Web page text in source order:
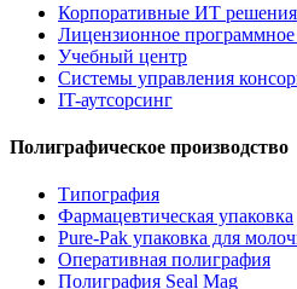
Корпоративные ИТ решения
Лицензионное программное
Учебный центр
Системы управления
IT-аутсорсинг
Полиграфическое производство
Типография
Фармацевтическая упаковка
Pure-Pak упаковка для
Оперативная полиграфия
Полиграфия Seal Mag